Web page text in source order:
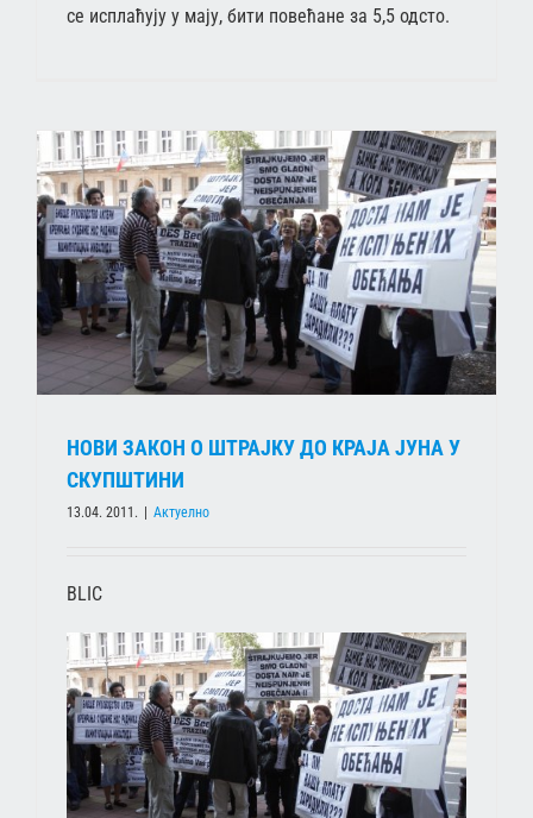
се исплаћују у мају, бити повећане за 5,5 одсто.
НОВИ ЗАКОН О ШТРАЈКУ ДО КРАЈА ЈУНА У
СКУПШТИНИ
13.04. 2011. Актуелно
BLIC